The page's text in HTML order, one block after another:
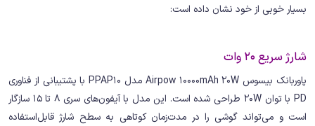
بسیار خوبی از خود نشان داده است:
شارژ سریع 20 وات
پاوربانک بیسوس Airpow 10000mAh 20W مدل PPAP10 با پشتیبانی از فناوری
PD با توان 20W طراحی شده است. این مدل با آیفون‌های سری 8 تا 15 سازگار
است و می‌تواند گوشی را در مدت‌زمان کوتاهی به سطح شارژ قابل‌استفاده